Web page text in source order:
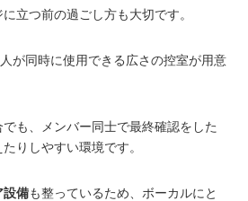
立つ前の過ごし方も大切です。
が同時に使用できる広さの控室が用意
も、メンバー同士で最終確認をした
りしやすい環境です。
設備も整っているため、ボーカルにと